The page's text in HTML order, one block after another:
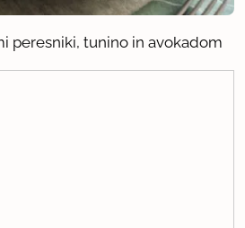
peresniki, tunino in avokadom